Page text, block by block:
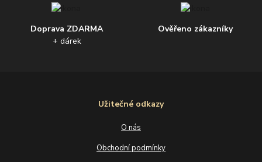
Doprava ZDARMA
+ dárek
Ověřeno zákazníky
Užitečné odkazy
O nás
Obchodní podmínky